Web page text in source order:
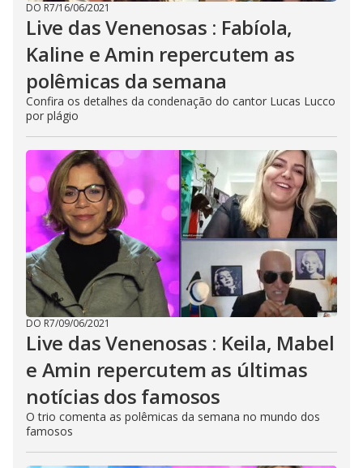
DO R7/16/06/2021
Live das Venenosas : Fabíola,
Kaline e Amin repercutem as
polêmicas da semana
Confira os detalhes da condenação do cantor Lucas Lucco
por plágio
DO R7/09/06/2021
Live das Venenosas : Keila, Mabel
e Amin repercutem as últimas
notícias dos famosos
O trio comenta as polêmicas da semana no mundo dos
famosos